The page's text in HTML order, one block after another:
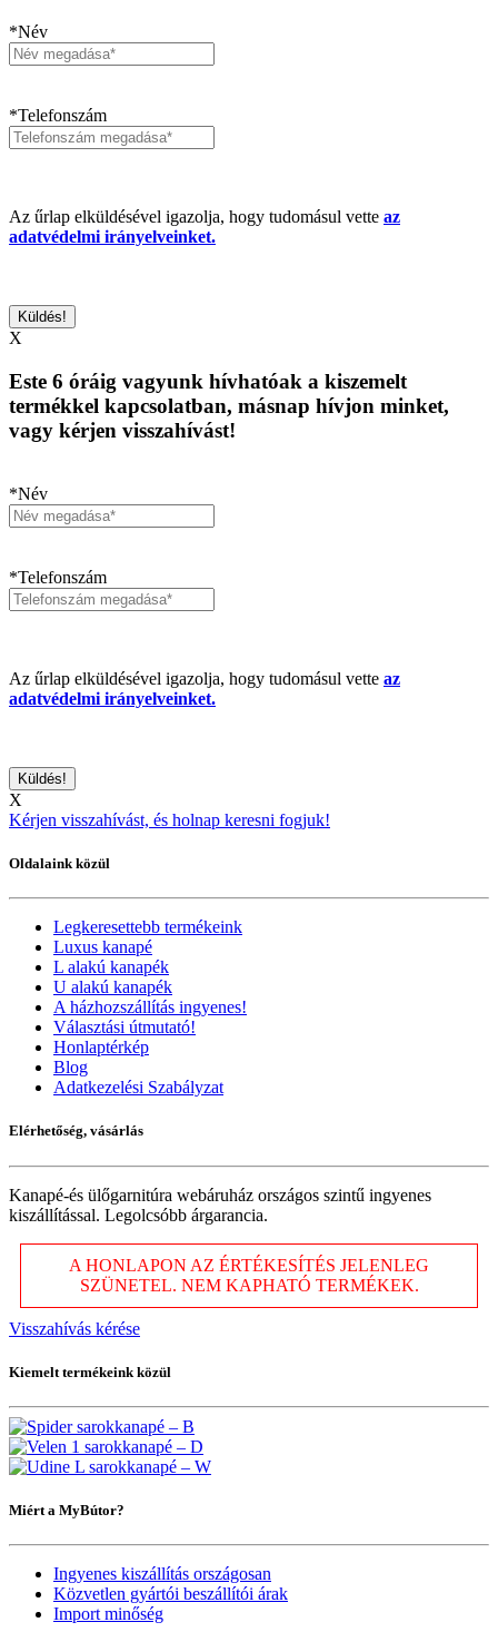
*Név
*Telefonszám
Az űrlap elküldésével igazolja, hogy tudomásul vette az
adatvédelmi irányelveinket.
X
Este 6 óráig vagyunk hívhatóak a kiszemelt
termékkel kapcsolatban, másnap hívjon minket,
vagy kérjen visszahívást!
*Név
*Telefonszám
Az űrlap elküldésével igazolja, hogy tudomásul vette az
adatvédelmi irányelveinket.
X
Kérjen visszahívást, és holnap keresni fogjuk!
Oldalaink közül
Legkeresettebb termékeink
Luxus kanapé
L alakú kanapék
U alakú kanapék
A házhozszállítás ingyenes!
Választási útmutató!
Honlaptérkép
Blog
Adatkezelési Szabályzat
Elérhetőség, vásárlás
Kanapé-és ülőgarnitúra webáruház országos szintű ingyenes
kiszállítással. Legolcsóbb árgarancia.
A HONLAPON AZ ÉRTÉKESÍTÉS JELENLEG
SZÜNETEL. NEM KAPHATÓ TERMÉKEK.
Visszahívás kérése
Kiemelt termékeink közül
Miért a MyBútor?
Ingyenes kiszállítás országosan
Közvetlen gyártói beszállítói árak
Import minőség